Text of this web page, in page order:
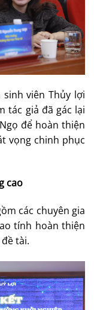
viên Thủy lợi
tác giả đã gác lại
để hoàn thiện
vọng chinh phục
cao
các chuyên gia
tính hoàn thiện
tài.